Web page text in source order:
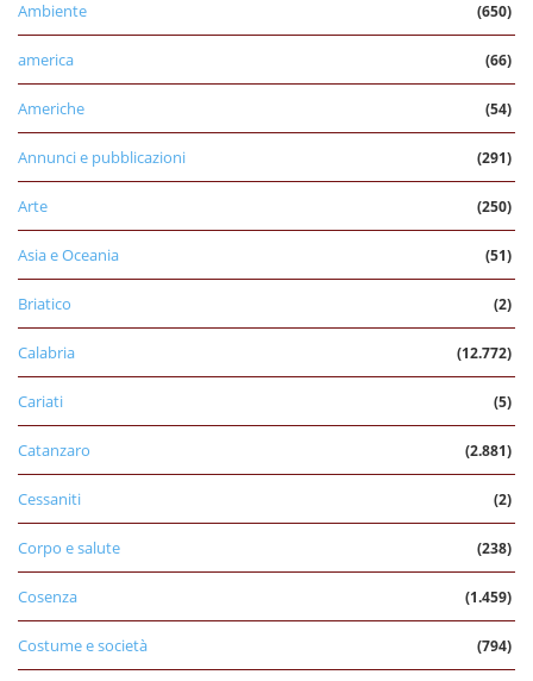
Ambiente (650)
america (66)
Americhe (54)
Annunci e pubblicazioni (291)
Arte (250)
Asia e Oceania (51)
Briatico (2)
Calabria (12.772)
Cariati (5)
Catanzaro (2.881)
Cessaniti (2)
Corpo e salute (238)
Cosenza (1.459)
Costume e società (794)